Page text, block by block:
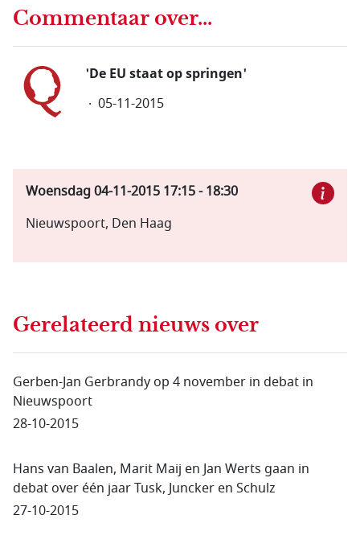
Commentaar over...
'De EU staat op springen'
05-11-2015
Woensdag 04-11-2015 17:15-18:30
Nieuwspoort, Den Haag
Gerelateerd nieuws over
Gerben-Jan Gerbrandy op 4 november in debat in
Nieuwspoort
28-10-2015
Hans van Baalen, Marit Maij en Jan Werts gaan in
debat over één jaar Tusk, Juncker en Schulz
27-10-2015